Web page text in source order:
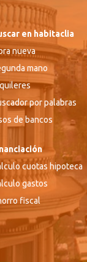
en habitaclia
nueva
mano
por palabras
de bancos
cuotas hipoteca
gastos
fiscal